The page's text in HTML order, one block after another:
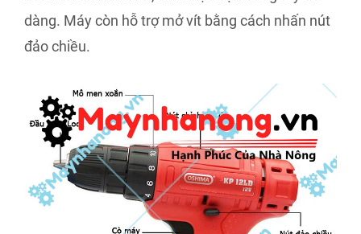
dàng. Máy còn hỗ trợ mở vít bằng cách nhấn nút
đảo chiều.